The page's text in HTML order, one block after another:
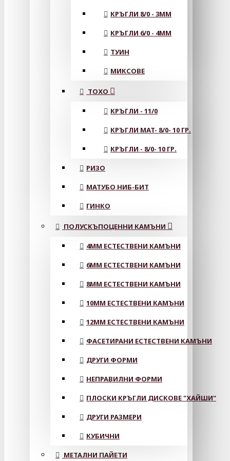
КРЪГЛИ 8/0 - 3MM
КРЪГЛИ 6/0 - 4MM
ТУИН
МИКСОВЕ
ТОХО
КРЪГЛИ - 11/0
КРЪГЛИ MAT- 8/0- 10 ГР.
КРЪГЛИ - 8/0- 10 ГР.
РИЗО
МАТУБО НИБ-БИТ
ГИНКО
ПОЛУСКЪПОЦЕННИ КАМЪНИ
4MM ЕСТЕСТВЕНИ КАМЪНИ
6MM ЕСТЕСТВЕНИ КАМЪНИ
8MM ЕСТЕСТВЕНИ КАМЪНИ
10MM ЕСТЕСТВЕНИ КАМЪНИ
12MM ЕСТЕСТВЕНИ КАМЪНИ
ФАСЕТИРАНИ ЕСТЕСТВЕНИ КАМЪНИ
ДРУГИ ФОРМИ
НЕПРАВИЛНИ ФОРМИ
ПЛОСКИ КРЪГЛИ ДИСКОВЕ "ХАЙШИ"
ДРУГИ РАЗМЕРИ
КУБИЧНИ
МЕТАЛНИ ПАЙЕТИ